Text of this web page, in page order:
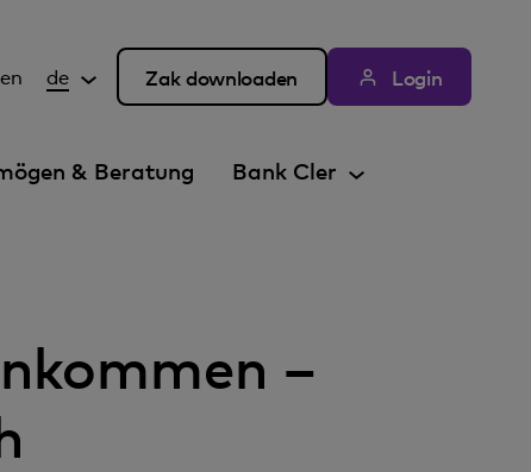
de Zak downloaden Login
& Beratung Bank Cler
–